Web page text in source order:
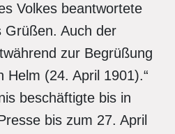
Volkes beantwortete
Grüßen. Auch der
zur Begrüßung
Helm (24. April 1901).“
beschäftigte bis in
bis zum 27. April